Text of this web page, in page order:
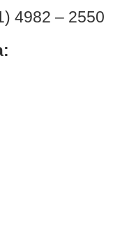
4982 – 2550